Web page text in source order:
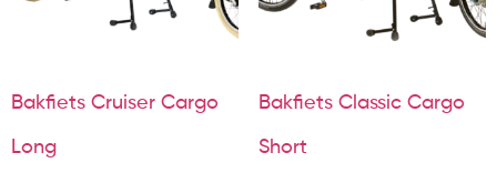
Bakfiets Cruiser Cargo
Long
Bakfiets Classic Cargo
Short